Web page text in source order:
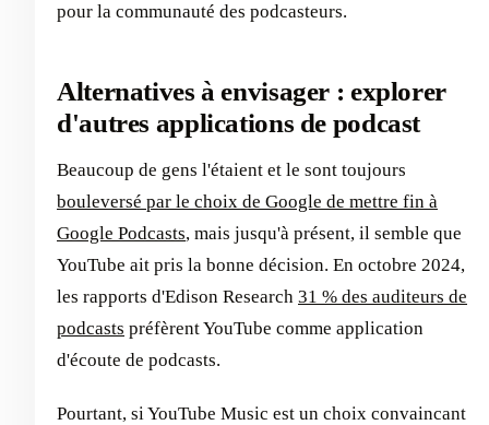
pour la communauté des podcasteurs.
Alternatives à envisager : explorer
d'autres applications de podcast
Beaucoup de gens l'étaient et le sont toujours
bouleversé par le choix de Google de mettre fin à
Google Podcasts, mais jusqu'à présent, il semble que
YouTube ait pris la bonne décision. En octobre 2024,
les rapports d'Edison Research 31 % des auditeurs de
podcasts préfèrent YouTube comme application
d'écoute de podcasts.
Pourtant, si YouTube Music est un choix convaincant